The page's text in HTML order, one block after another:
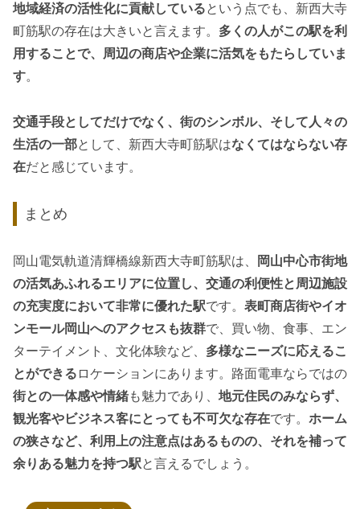
地域経済の活性化に貢献しているという点でも、新西大寺
町筋駅の存在は大きいと言えます。 多くの人がこの駅を利
用することで、周辺の商店や企業に活気をもたらしていま
す。
交通手段としてだけでなく、街のシンボル、そして人々の
生活の一部として、新西大寺町筋駅はなくてはならない存
在だと感じています。
まとめ
岡山電気軌道清輝橋線新西大寺町筋駅は、
岡山中心市街地
の活気あふれるエリアに位置し、交通の利便性と周辺施設
の充実度において非常に優れた駅です。 表町商店街やイオ
ンモール岡山へのアクセスも抜群で、買い物、食事、エン
ターテイメント、文化体験など、 多様なニーズに応えるこ
とができる ロケーションにあります。路面電車ならではの
街との一体感や情緒も魅力であり、 地元住民のみならず、
観光客やビジネス客にとっても不可欠な存在です。 ホーム
の狭さなど、利用上の注意点はあるものの、それを補って
余りある魅力を持つ駅と言えるでしょう。